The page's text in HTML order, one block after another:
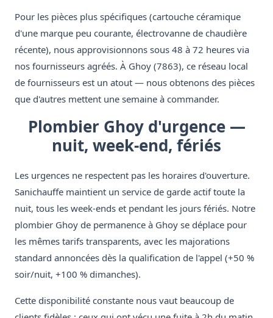
Pour les pièces plus spécifiques (cartouche céramique
d'une marque peu courante, électrovanne de chaudière
récente), nous approvisionnons sous 48 à 72 heures via
nos fournisseurs agréés. À Ghoy (7863), ce réseau local
de fournisseurs est un atout — nous obtenons des pièces
que d'autres mettent une semaine à commander.
Plombier Ghoy d'urgence —
nuit, week-end, fériés
Les urgences ne respectent pas les horaires d'ouverture.
Sanichauffe maintient un service de garde actif toute la
nuit, tous les week-ends et pendant les jours fériés. Notre
plombier Ghoy de permanence à Ghoy se déplace pour
les mêmes tarifs transparents, avec les majorations
standard annoncées dès la qualification de l'appel (+50 %
soir/nuit, +100 % dimanches).
Cette disponibilité constante nous vaut beaucoup de